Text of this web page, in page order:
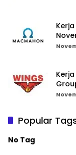
Popular
No Tag